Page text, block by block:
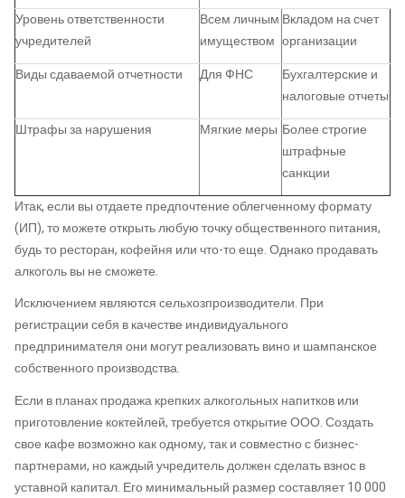
Уровень ответственности
учредителей
Всем личным
имуществом
Вкладом на счет
организации
Виды сдаваемой отчетности
Для ФНС
Бухгалтерские и
налоговые отчеты
Штрафы за нарушения
Мягкие меры Более строгие
штрафные
санкции
Итак, если вы отдаете предпочтение облегченному формату
(ИП), то можете открыть любую точку общественного питания,
будь то ресторан, кофейня или что-то еще. Однако продавать
алкоголь вы не сможете.
Исключением являются сельхозпроизводители. При
регистрации себя в качестве индивидуального
предпринимателя они могут реализовать вино и шампанское
собственного производства.
Если в планах продажа крепких алкогольных напитков или
приготовление коктейлей, требуется открытие ООО. Создать
свое кафе возможно как одному, так и совместно с бизнес-
партнерами, но каждый учредитель должен сделать взнос в
уставной капитал. Его минимальный размер составляет 10 000